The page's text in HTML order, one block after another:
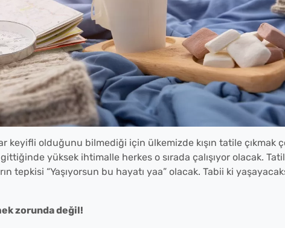
keyifli olduğunu bilmediği için ülkemizde kışın tatile çıkmak
yüksek ihtimalle herkes o sırada çalışıyor olacak.
tepkisi “Yaşıyorsun bu hayatı yaa” olacak. Tabii ki
zorunda değil!